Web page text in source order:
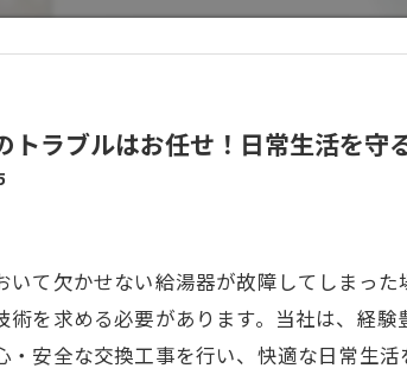
トラブルはお任せ！日常生活を守
いて欠かせない給湯器が故障してしまっ
術を求める必要があります。当社は、経
・安全な交換工事を行い、快適な日常生活